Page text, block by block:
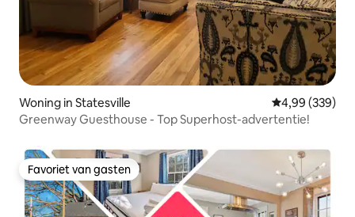
Woning in Statesville Gemiddelde
4,99 (339)
Greenway Guesthouse - Top Superhost-advertentie!
Favoriet van gasten
Favoriet van gasten